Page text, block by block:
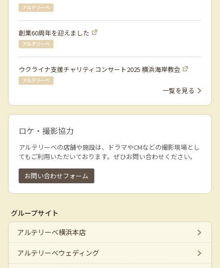
創業60周年を迎えました
ウクライナ支援チャリティコンサート2025 横浜海岸教会
一覧を見る
ロケ・撮影協力
アルテリーベの店舗や施設は、ドラマやCMなどの撮影現場とし
てもご利用いただいております。ぜひお問い合わせください。
お問い合わせフォーム
グループサイト
アルテリーベ横浜本店
アルテリーベウェディング